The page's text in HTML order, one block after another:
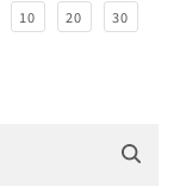
10 20
30